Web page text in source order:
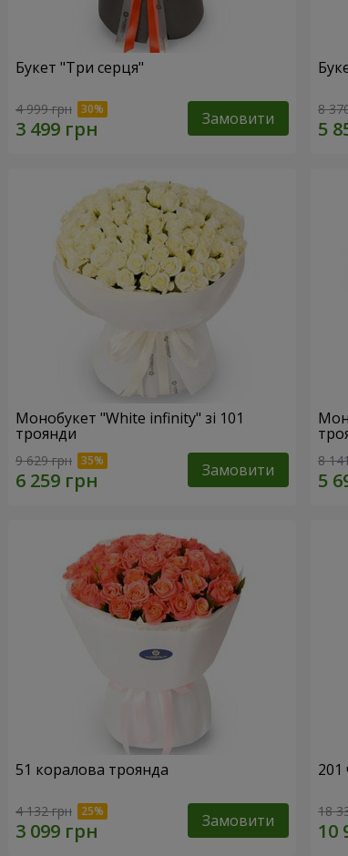
Букет "Три серця"
4 999 грн Замовити 8
Монобукет "White infinity" зі 101
троянди
9 629 грн Замовити 8
51 коралова троянда
4 132 грн Замовити
201
18